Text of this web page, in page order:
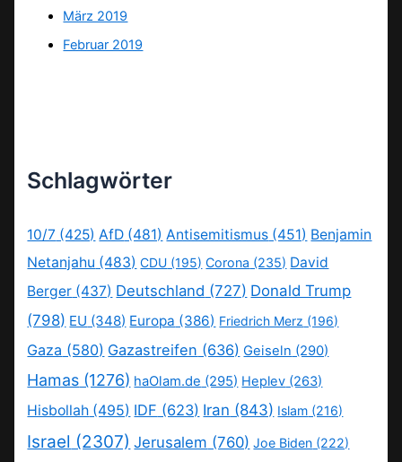
März 2019
Februar 2019
Schlagwörter
10/7 (425) AfD (481) Antisemitismus (451) Benjamin
Netanjahu (483) CDU (195) Corona (235) David
Berger (437) Deutschland (727) Donald Trump
(798) EU (348) Europa (386) Friedrich Merz (196)
Gaza (580) Gazastreifen (636) Geiseln (290)
Hamas (1276) haOlam.de (295) Heplev (263)
Hisbollah (495) IDF (623) Iran (843) Islam (216)
Israel (2307) Jerusalem (760) Joe Biden (222)